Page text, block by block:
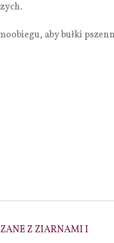
aby bułki
Z ZIARNAMI I